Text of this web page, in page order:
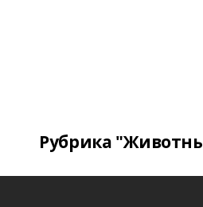
Рубрика